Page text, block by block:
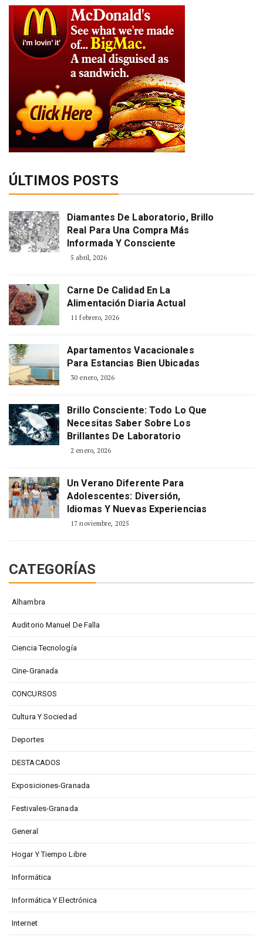
ÚLTIMOS POSTS
Diamantes De Laboratorio, Brillo
Real Para Una Compra Más
Informada Y Consciente
5 abril, 2026
Carne De Calidad En La
Alimentación Diaria Actual
11 febrero, 2026
Apartamentos Vacacionales
Para Estancias Bien Ubicadas
30 enero, 2026
Brillo Consciente: Todo Lo Que
Necesitas Saber Sobre Los
Brillantes De Laboratorio
2 enero, 2026
Un Verano Diferente Para
Adolescentes: Diversión,
Idiomas Y Nuevas Experiencias
17 noviembre, 2025
CATEGORÍAS
Alhambra
Auditorio Manuel De Falla
Ciencia Tecnología
Cine-Granada
CONCURSOS
Cultura Y Sociedad
Deportes
DESTACADOS
Exposiciones-Granada
Festivales-Granada
General
Hogar Y Tiempo Libre
Informática
Informática Y Electrónica
Internet